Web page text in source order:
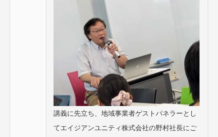
講義に先立ち、地域事業者ゲストパネラーとし
てエイジアンユニティ株式会社の野村社長にご